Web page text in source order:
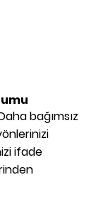
bağımsız
ifade